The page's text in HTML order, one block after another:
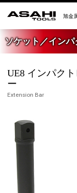
ソケット／イン
UE8 インパク
ー
Extension Bar